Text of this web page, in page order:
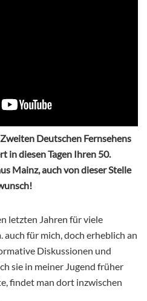
Deutschen Fernsehens
in diesen Tagen Ihren 50.
Mainz, auch von dieser Stelle
letzten Jahren für viele
auch für mich, doch erheblich an
Diskussionen und
sie in meiner Jugend früher
findet man dort inzwischen